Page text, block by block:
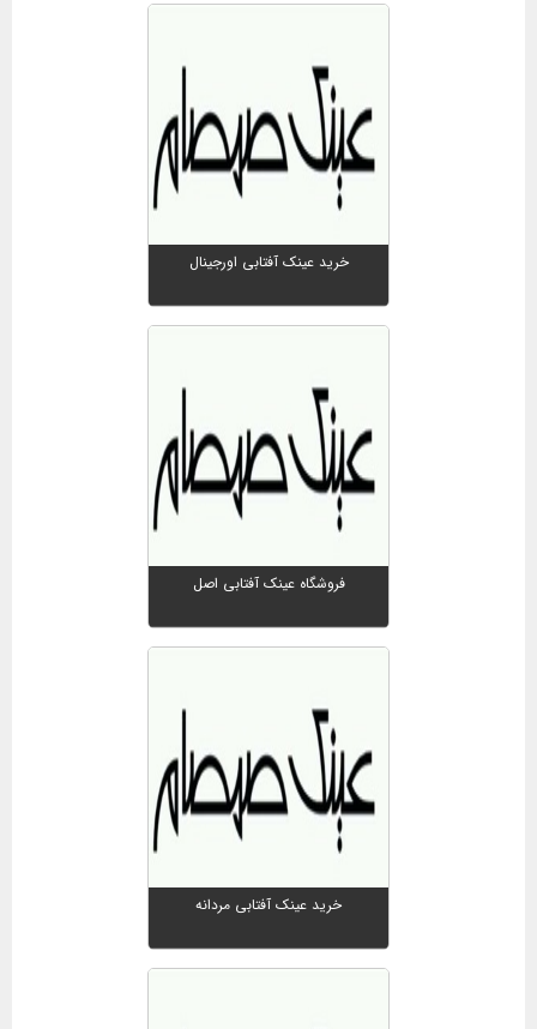
خرید عینک آفتابی اورجینال
فروشگاه عینک آفتابی اصل
خرید عینک آفتابی مردانه